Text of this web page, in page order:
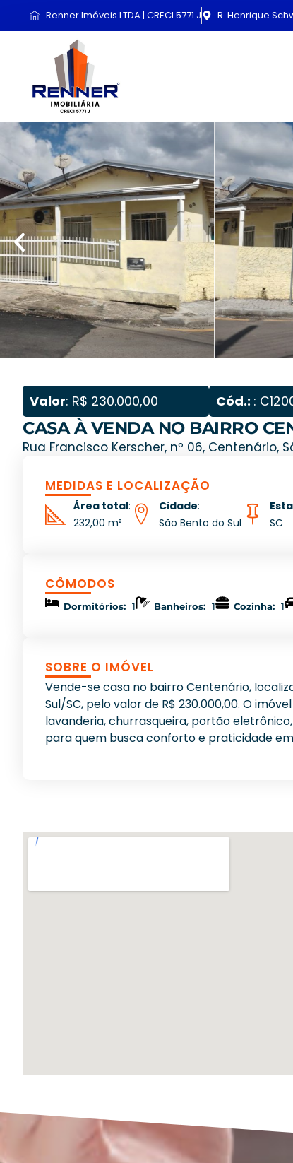
Renner Imóveis LTDA | CRECI 5771 J R. Henrique
Valor: R$ 230.000,00 Cód.: :
CASA À VENDA NO BAIRRO
Rua Francisco Kerscher, nº 06, Centenário,
MEDIDAS E LOCALIZAÇÃO
Área total:
232,00 m²
Cidade:
São Bento do Sul
SC
CÔMODOS
Dormitórios: 1 Banheiros: 1 Cozinha: 1
SOBRE O IMÓVEL
Vende-se casa no bairro Centenário,
Sul/SC, pelo valor de R$ 230.000,00. O
lavanderia, churrasqueira, portão
para quem busca conforto e praticidade